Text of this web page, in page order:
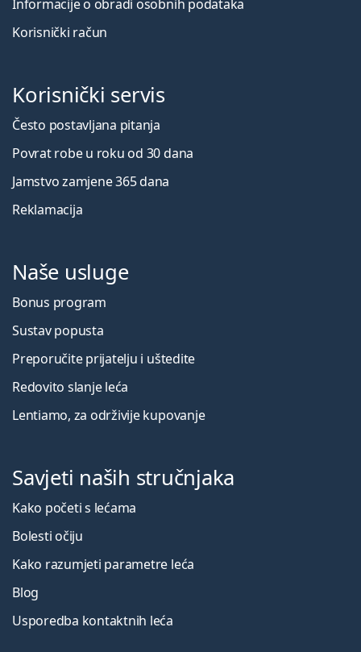
Informacije o obradi osobnih podataka
Korisnički račun
Korisnički servis
Često postavljana pitanja
Povrat robe u roku od 30 dana
Jamstvo zamjene 365 dana
Reklamacija
Naše usluge
Bonus program
Sustav popusta
Preporučite prijatelju i uštedite
Redovito slanje leća
Lentiamo, za održivije kupovanje
Savjeti naših stručnjaka
Kako početi s lećama
Bolesti očiju
Kako razumjeti parametre leća
Blog
Usporedba kontaktnih leća